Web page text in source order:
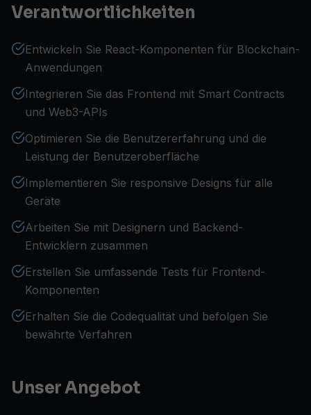
Verantwortlichkeiten
Entwickeln Sie React-Komponenten für Blockchain-
Anwendungen
Integrieren Sie das Frontend mit Smart Contracts
und Web3-APIs
Optimieren Sie die Benutzererfahrung und die
Leistung der Benutzeroberfläche
Implementieren Sie responsive Designs für alle
Geräte
Arbeiten Sie mit Designern und Backend-
Entwicklern zusammen
Erstellen Sie umfassende Tests für Frontend-
Komponenten
Erhalten Sie die Codequalität und befolgen Sie
bewährte Verfahren
Unser Angebot